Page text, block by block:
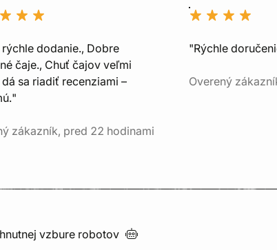
dodanie., Dobre
čaje., Chuť čajov veľmi
sa riadiť recenziami –
zákazník, pred 22 hodinami
"Rýchle
Overený
vzbure robotov